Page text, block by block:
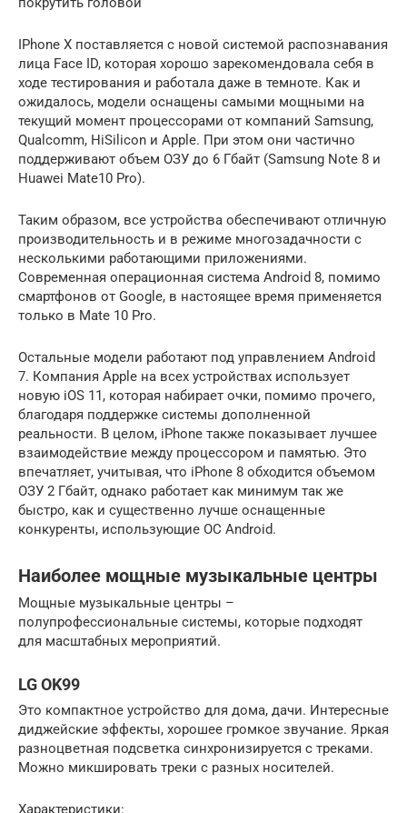
IPhone X поставляется с новой системой распознавания
лица Face ID, которая хорошо зарекомендовала себя в
ходе тестирования и работала даже в темноте. Как и
ожидалось, модели оснащены самыми мощными на
текущий момент процессорами от компаний Samsung,
Qualcomm, HiSilicon и Apple. При этом они частично
поддерживают объем ОЗУ до 6 Гбайт (Samsung Note 8 и
Huawei Mate10 Pro).
Таким образом, все устройства обеспечивают отличную
производительность и в режиме многозадачности с
несколькими работающими приложениями.
Современная операционная система Android 8, помимо
смартфонов от Google, в настоящее время применяется
только в Mate 10 Pro.
Остальные модели работают под управлением Android
7. Компания Apple на всех устройствах использует
новую iOS 11, которая набирает очки, помимо прочего,
благодаря поддержке системы дополненной
реальности. В целом, iPhone также показывает лучшее
взаимодействие между процессором и памятью. Это
впечатляет, учитывая, что iPhone 8 обходится объемом
ОЗУ 2 Гбайт, однако работает как минимум так же
быстро, как и существенно лучше оснащенные
конкуренты, использующие ОС Android.
Наиболее мощные музыкальные центры
Мощные музыкальные центры –
полупрофессиональные системы, которые подходят
для масштабных мероприятий.
LG OK99
Это компактное устройство для дома, дачи. Интересные
диджейские эффекты, хорошее громкое звучание. Яркая
разноцветная подсветка синхронизируется с треками.
Можно микшировать треки с разных носителей.
Характеристики: